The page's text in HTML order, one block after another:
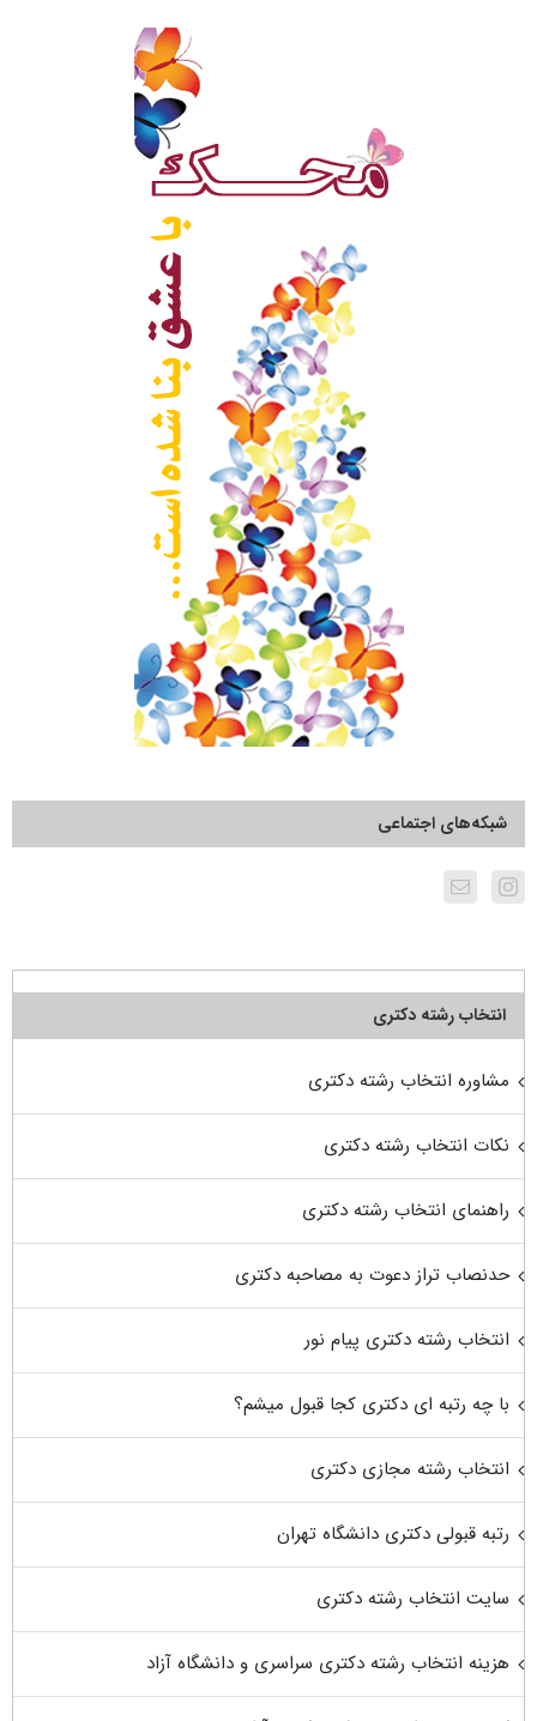
شبکه‌های اجتماعی
انتخاب رشته دکتری
مشاوره انتخاب رشته دکتری
نکات انتخاب رشته دکتری
راهنمای انتخاب رشته دکتری
حدنصاب تراز دعوت به مصاحبه دکتری
انتخاب رشته دکتری پیام نور
با چه رتبه ای دکتری کجا قبول میشم؟
انتخاب رشته مجازی دکتری
رتبه قبولی دکتری دانشگاه تهران
سایت انتخاب رشته دکتری
هزینه انتخاب رشته دکتری سراسری و دانشگاه آزاد